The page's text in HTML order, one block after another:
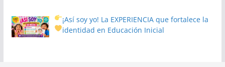
¡Así soy yo! La EXPERIENCIA que fortalece la
identidad en Educación Inicial